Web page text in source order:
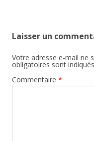
Laisser un
Votre adresse e-mail ne
obligatoires sont
Commentaire *